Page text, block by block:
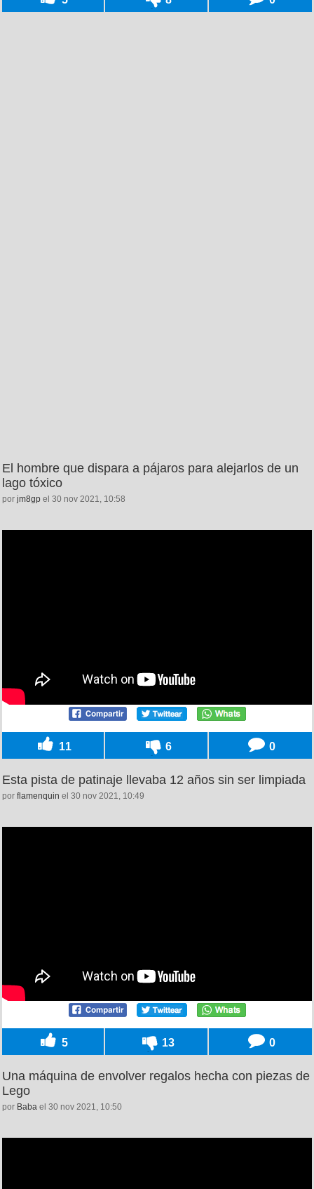
El hombre que dispara a pájaros para alejarlos de un
lago tóxico
por jm8gp el 30 nov 2021, 10:58
11 6 0
Esta pista de patinaje llevaba 12 años sin ser limpiada
por flamenquin el 30 nov 2021, 10:49
5 13 0
Una máquina de envolver regalos hecha con piezas de
Lego
por Baba el 30 nov 2021, 10:50